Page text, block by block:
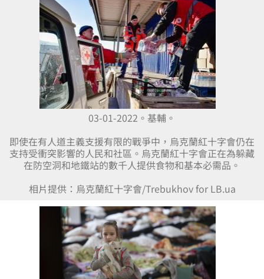
03-01-2022。基輔。
即使在有人道主義支援有限的戰爭中，烏克蘭紅十字會仍在
支持受衝突影響的人民和社區。烏克蘭紅十字會正在為躲藏
在防空洞和地鐵站的數千人提供食物和基本必需品。
相片提供：烏克蘭紅十字會/Trebukhov for LB.ua